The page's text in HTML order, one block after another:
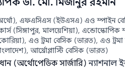
এফএসিএস (ইউএসএ) এও স্পাইন
(সিঙ্গাপুর, মালয়েশিয়া), এন্ডোস্কোপিক
এও ট্রমা বেসিক (ভারত), এও ট্রমা
আর্থ্রোপ্লাস্টি বেসিক (ভারত)
(অর্থোপেডিক সার্জারি) ন্যাশনাল